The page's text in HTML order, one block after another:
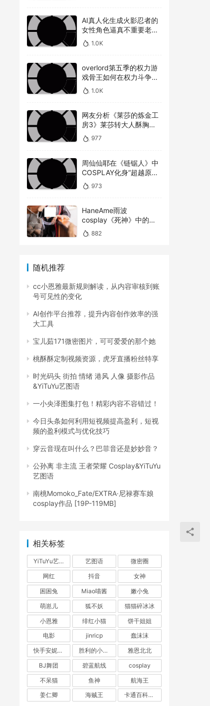
AI真人化生成火影忍者的
女性角色逼真不重要老婆
美不美才是重点！
1.0K
overlord第五季的权力游
戏骨王如何在权力斗争中
崭露头角，overlord第五
季权力博弈骨王如何在复
1.0K
网友分析《莱莎的炼金工
房3》莱莎转大人酥胸蜜
大腿对比以前超有感！
977
周仙仙耶在《链锯人》中
COSPLAY化身“超越原版”
的玛奇玛
973
HaneAme雨波
cosplay《死神》中的松
本乱菊
882
随机推荐
cc小恩雅最新规则解读，从内容审核到账
号可见性的变化
AI创作平台推荐，提升内容创作效率的强
大工具
宝儿茹171微密图片，可可爱爱的那个她
桃酥酥定制视频资源，虎牙直播粉丝特享
时光码头 街拍 情绪 港风 人像 摄影作品
&YiTuYu艺图语
一小央泽图集打包！精彩内容不容错过！
今日头条如何利用短视频提高盈利，短视
频的盈利模式与优化技巧
穿云音现在叫什么？巴菲音还是妙妙音？
公孙离 非主流 王者荣耀 Cosplay&YiTuYu
艺图语
南桃Momoko_Fate/EXTRA·尼禄赛车娘
cosplay作品 [19P-119MB]
相关标签
YiTuYu艺图语 艺图语
微密圈
网红
抖音
女神
困困兔
Miao喵酱
嫩小兔
萌崽儿
狐不妖
猫猫碎冰冰
小恩雅
绯红小猫
饼干姐姐
电影
jinricp
蠢沫沫
快手安妮朵朵
胜利的小生活
雅恩北北
BJ舞团
碧蓝航线
cosplay
不呆猫
鱼神
航海王
姜仁卿
海贼王 卡通百科老王